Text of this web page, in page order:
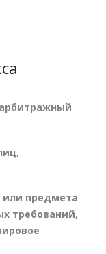
или предмета
требований,